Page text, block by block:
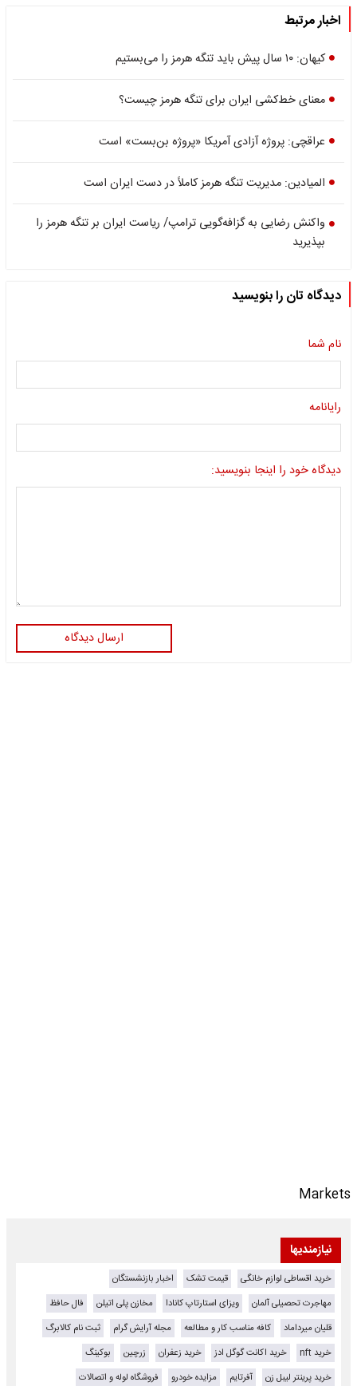
اخبار مرتبط
کیهان: ۱۰ سال پیش باید تنگه هرمز را می‌بستیم
معنای خط‌کشی ایران برای تنگه هرمز چیست؟
عراقچی: پروژه آزادی آمریکا «پروژه بن‌بست» است
المیادین: مدیریت تنگه هرمز کاملاً در دست ایران است
واکنش رضایی به گزافه‌گویی ترامپ/ ریاست ایران بر تنگه هرمز را
بپذیرید
دیدگاه تان را بنویسید
نام شما
رایانامه
دیدگاه خود را اینجا بنویسید:
ارسال دیدگاه
Markets
نیازمندیها
خرید اقساطی لوازم خانگی قیمت تشک
اخبار بازنشستگان
مهاجرت تحصیلی آلمان
ویزای استارتاپ کانادا مخازن پلی اتیلن
فال حافظ
قلیان میرداماد
کافه مناسب کار و مطالعه مجله آرایش گرام
ثبت نام کالابرگ
خرید nft
خرید اکانت گوگل ادز خرید زعفران زرچین
بوکینگ
خرید پرینتر لیبل زن
آفرتایم مزایده خودرو
فروشگاه لوله و اتصالات